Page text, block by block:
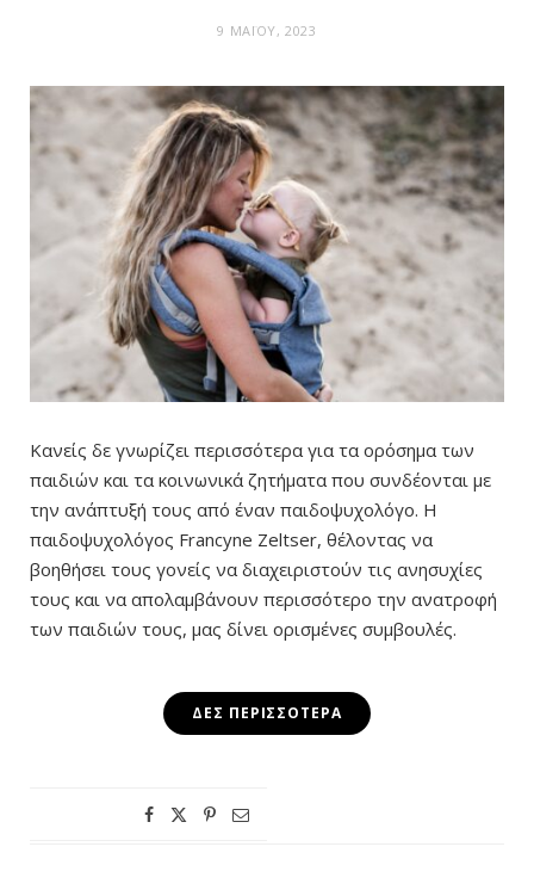
9 ΜΑΪ́ΟΥ, 2023
Κανείς δε γνωρίζει περισσότερα για τα ορόσημα των
παιδιών και τα κοινωνικά ζητήματα που συνδέονται με
την ανάπτυξή τους από έναν παιδοψυχολόγο. Η
παιδοψυχολόγος Francyne Zeltser, θέλοντας να
βοηθήσει τους γονείς να διαχειριστούν τις ανησυχίες
τους και να απολαμβάνουν περισσότερο την ανατροφή
των παιδιών τους, μας δίνει ορισμένες συμβουλές.
ΔΕΣ ΠΕΡΙΣΣΌΤΕΡΑ